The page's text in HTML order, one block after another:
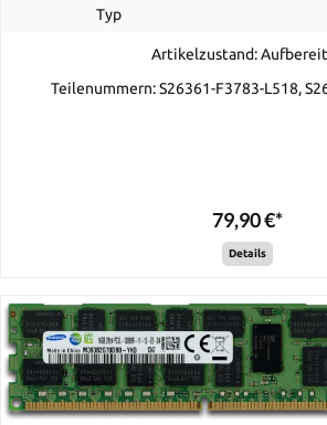
Typ
Artikelzustand:
Teilenummern: S26361-F3783-L518,
79,90 €*
Details